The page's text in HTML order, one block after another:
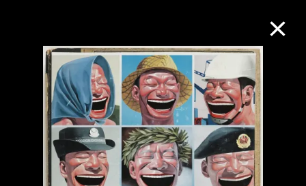
M+藏品
进一步筛选 搜索